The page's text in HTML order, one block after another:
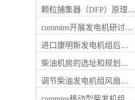
好等。详细原由包括：5、调
节器用途不佳，晶体管元件电
流表读数若随速度变化，说明
柴油发电机的充电机无损坏，
若无变化则应依次查看其充电
管失效。3、柴油发电机的充
电机接线柱各触点松动、接触
不好，柴油发电机的充电机内
部接线、仪表自身损坏。2、
电路故障具体是充电机内部器
件及内部电路断路、短路、搭
铁或接触不良等，这些损坏通
常可用数字式万用表检验解
除。柴油发电机每运行一定期
间时应查看传动带的传动和充
电机的运转状况，当发现或怀
疑充电机不发电或电压太高、
颗粒捕集器（DFP）原理、好处及试验
cummins开展发电机研讨会培训(IACET)认证工作
进口康明斯发电机组后期维修成本
柴油机房的选址和规划形式
调节柴油发电机组风扇皮带涨紧度需要注意哪些